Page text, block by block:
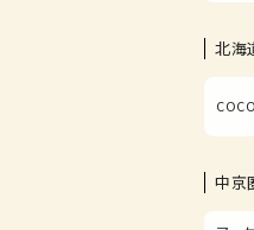
北海
中京